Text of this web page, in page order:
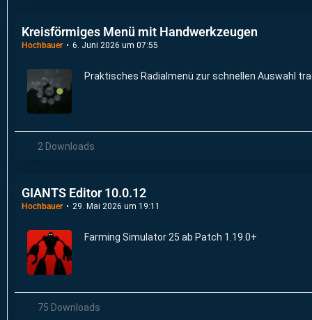
Kreisförmiges Menü mit Handwerkzeugen
Hochbauer 6. Juni 2026 um 07:55
Praktisches Radialmenü zur schnellen Auswahl
2 Downloads
GIANTS Editor 10.0.12
Hochbauer 29. Mai 2026 um 19:11
Farming Simulator 25 ab Patch 1.19.0+
75 Downloads